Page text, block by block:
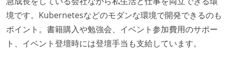
境です。Kubernetesなどのモダンな環境で開発できるのも
ポイント。書籍購入や勉強会、イベント参加費用のサポー
ト、イベント登壇時には登壇手当も支給しています。